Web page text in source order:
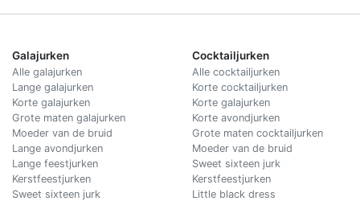
Galajurken
Alle galajurken
Lange galajurken
Korte galajurken
Grote maten galajurken
Moeder van de bruid
Lange avondjurken
Lange feestjurken
Kerstfeestjurken
Sweet sixteen jurk
Cocktailjurken
Alle cocktailjurken
Korte cocktailjurken
Korte galajurken
Korte avondjurken
Grote maten cocktailjurken
Moeder van de bruid
Sweet sixteen jurk
Kerstfeestjurken
Little black dress